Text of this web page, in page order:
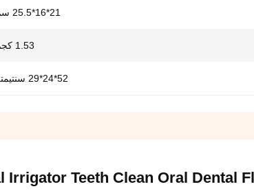
21*16*25.5 سم
1.53 كجم
52*24*29 سنتيمتر
Teeth Clean Oral Dental